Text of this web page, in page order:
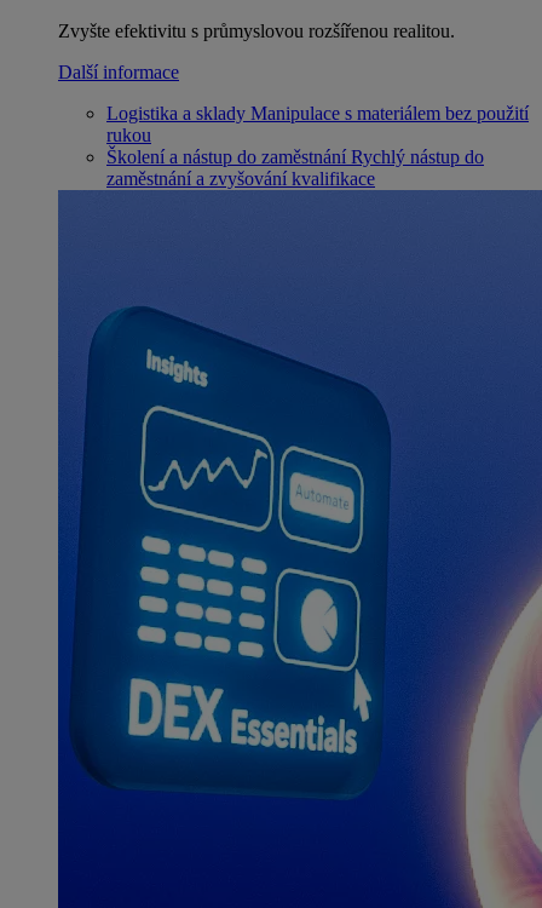
Zvyšte efektivitu s průmyslovou rozšířenou realitou.
Další informace
Logistika a sklady Manipulace s materiálem bez použití
rukou
Školení a nástup do zaměstnání Rychlý nástup do
zaměstnání a zvyšování kvalifikace